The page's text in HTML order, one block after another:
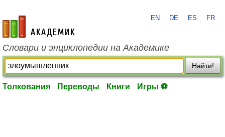
academic.ru
EN DE ES FR
Словари и энциклопедии на Академике
Найти!
Толкования Переводы Книги Игры ⚽